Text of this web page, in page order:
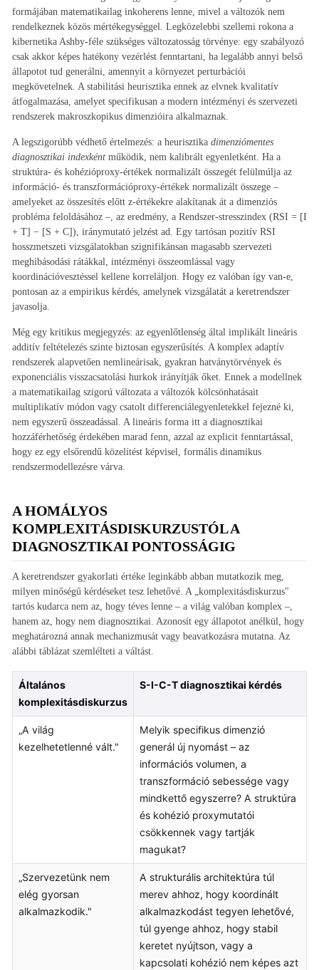
formájában matematikailag inkoherens lenne, mivel a változók nem
rendelkeznek közös mértékegységgel. Legközelebbi szellemi rokona a
kibernetika Ashby-féle szükséges változatosság törvénye: egy szabályozó
csak akkor képes hatékony vezérlést fenntartani, ha legalább annyi belső
állapotot tud generálni, amennyit a környezet perturbációi
megkövetelnek. A stabilitási heurisztika ennek az elvnek kvalitatív
átfogalmazása, amelyet specifikusan a modern intézményi és szervezeti
rendszerek makroszkopikus dimenzióira alkalmaznak.
A legszigorúbb védhető értelmezés: a heurisztika dimenziómentes
diagnosztikai indexkéntműködik, nem kalibrált egyenletként. Ha a
struktúra- és kohézióproxy-értékek normalizált összegét felülmúlja az
információ- és transzformációproxy-értékek normalizált összege –
amelyeket az összesítés előtt z-értékekre alakítanak át a dimenziós
probléma feloldásához –, az eredmény, a Rendszer-stresszindex (RSI = [I
+ T] − [S + C]), iránymutató jelzést ad. Egy tartósan pozitív RSI
hosszmetszeti vizsgálatokban szignifikánsan magasabb szervezeti
meghibásodási rátákkal, intézményi összeomlással vagy
koordinációvesztéssel kellene korreláljon. Hogy ez valóban így van-e,
pontosan az a empirikus kérdés, amelynek vizsgálatát a keretrendszer
javasolja.
Még egy kritikus megjegyzés: az egyenlőtlenség által implikált lineáris
additív feltételezés szinte biztosan egyszerűsítés. A komplex adaptív
rendszerek alapvetően nemlineárisak, gyakran hatványtörvények és
exponenciális visszacsatolási hurkok irányítják őket. Ennek a modellnek
a matematikailag szigorú változata a változók kölcsönhatásait
multiplikatív módon vagy csatolt differenciálegyenletekkel fejezné ki,
nem egyszerű összeadással. A lineáris forma itt a diagnosztikai
hozzáférhetőség érdekében marad fenn, azzal az explicit fenntartással,
hogy ez egy elsőrendű közelítést képvisel, formális dinamikus
rendszermodellezésre várva.
A HOMÁLYOS
KOMPLEXITÁSDISKURZUSTÓL A
DIAGNOSZTIKAI PONTOSSÁGIG
A keretrendszer gyakorlati értéke leginkább abban mutatkozik meg,
milyen minőségű kérdéseket tesz lehetővé. A „komplexitásdiskurzus"
tartós kudarca nem az, hogy téves lenne – a világ valóban komplex –,
hanem az, hogy nem diagnosztikai. Azonosít egy állapotot anélkül, hogy
meghatározná annak mechanizmusát vagy beavatkozásra mutatna. Az
alábbi táblázat szemlélteti a váltást.
Általános
komplexitásdiskurzus
S-I-C-T diagnosztikai kérdés
„A világ
kezelhetetlenné vált."
Melyik specifikus dimenzió
generál új nyomást – az
információs volumen, a
transzformáció sebessége vagy
mindkettő egyszerre? A struktúra
és kohézió proxymutatói
csökkennek vagy tartják
magukat?
„Szervezetünk nem
elég gyorsan
alkalmazkodik."
A strukturális architektúra túl
merev ahhoz, hogy koordinált
alkalmazkodást tegyen lehetővé,
túl gyenge ahhoz, hogy stabil
keretet nyújtson, vagy a
kapcsolati kohézió nem képes azt